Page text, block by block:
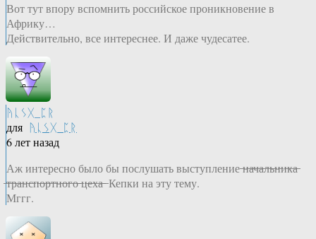
Вот тут впору вспомнить российское проникновение в
Африку…
Действительно, все интереснее. И даже чудесатее.
ᚤᚳᛊᚷ_ᛈᚱ
для ᚤᚳᛊᚷ_ᛈᚱ
6 лет назад
Аж интересно было бы послушать выступление ̶н̶а̶ч̶а̶л̶ь̶н̶и̶к̶а̶
̶т̶р̶а̶н̶с̶п̶о̶р̶т̶н̶о̶г̶о̶ ̶ц̶е̶х̶а̶ ̶ Кепки на эту тему.
Мггг.